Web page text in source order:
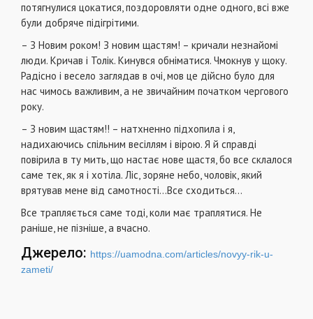
потягнулися цокатися, поздоровляти одне одного, всі вже
були добряче підігрітими.
– З Новим роком! З новим щастям! – кричали незнайомі
люди. Кричав і Толік. Кинувся обніматися. Чмокнув у щоку.
Радісно і весело заглядав в очі, мов це дійсно було для
нас чимось важливим, а не звичайним початком чергового
року.
– З новим щастям!! – натхненно підхопила і я,
надихаючись спільним весіллям і вірою. Я й справді
повірила в ту мить, що настає нове щастя, бо все склалося
саме тек, як я і хотіла. Ліс, зоряне небо, чоловік, який
врятував мене від самотності…Все сходиться…
Все трапляється саме тоді, коли має траплятися. Не
раніше, не пізніше, а вчасно.
Джерело: https://uamodna.com/articles/novyy-rik-u-
zameti/